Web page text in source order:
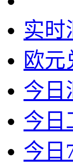
实时
欧
今日
今日
今日